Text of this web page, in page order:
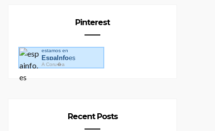
Pinterest
estamos en
EspaInfoes
A Coru�a
Recent Posts